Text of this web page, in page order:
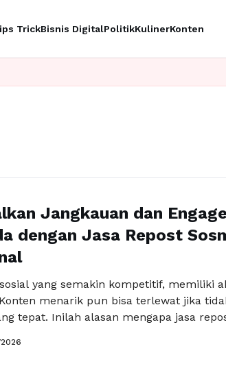
TrickBisnis DigitalPolitikKulinerKonten
Jangkauan dan
dengan Jasa Repost
yang semakin kompetitif, memiliki
menarik pun bisa terlewat jika
tepat. Inilah alasan mengapa jasa
paling efektif bagi kreator, influencer,
meningkatkan jangkauan, interaksi, dan